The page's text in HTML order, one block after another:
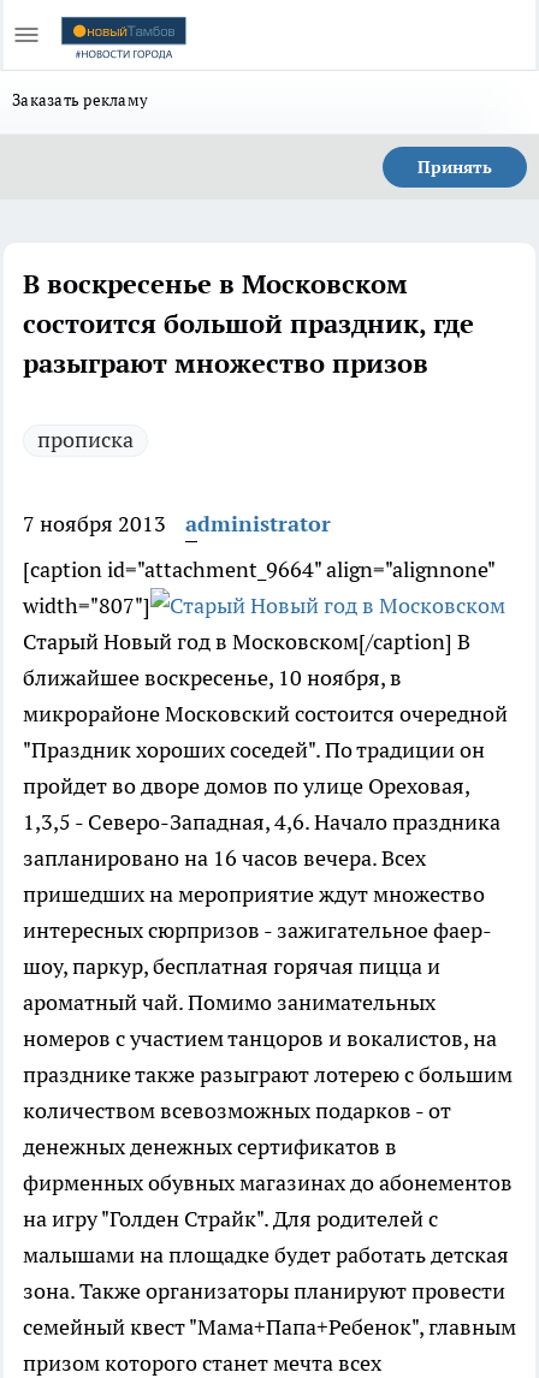
Заказать рекламу
Принять
В воскресенье в Московском
состоится большой праздник, где
разыграют множество призов
прописка
7 ноября 2013
administrator
[caption id="attachment_9664" align="alignnone"
width="807"]
Старый Новый год в Московском[/caption] В
ближайшее воскресенье, 10 ноября, в
микрорайоне Московский состоится очередной
"Праздник хороших соседей". По традиции он
пройдет во дворе домов по улице Ореховая,
1,3,5 - Северо-Западная, 4,6. Начало праздника
запланировано на 16 часов вечера. Всех
пришедших на мероприятие ждут множество
интересных сюрпризов - зажигательное фаер-
шоу, паркур, бесплатная горячая пицца и
ароматный чай. Помимо занимательных
номеров с участием танцоров и вокалистов, на
празднике также разыграют лотерею с большим
количеством всевозможных подарков - от
денежных денежных сертификатов в
фирменных обувных магазинах до абонементов
на игру "Голден Страйк". Для родителей с
малышами на площадке будет работать детская
зона. Также организаторы планируют провести
семейный квест "Мама+Папа+Ребенок", главным
призом которого станет мечта всех